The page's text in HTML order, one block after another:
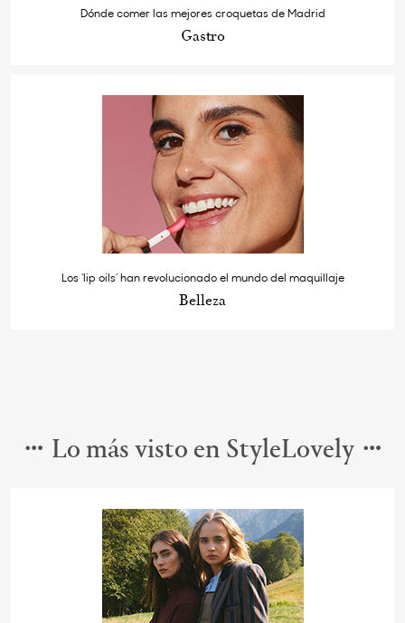
Dónde comer las mejores croquetas de Madrid
Gastro
Los ‘lip oils’ han revolucionado el mundo del maquillaje
Belleza
Lo más visto en StyleLovely